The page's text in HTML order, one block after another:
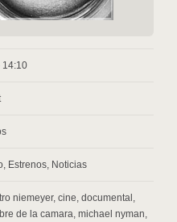
14:10
, Estrenos, Noticias
niemeyer, cine, documental ,
de la camara, michael nyman,